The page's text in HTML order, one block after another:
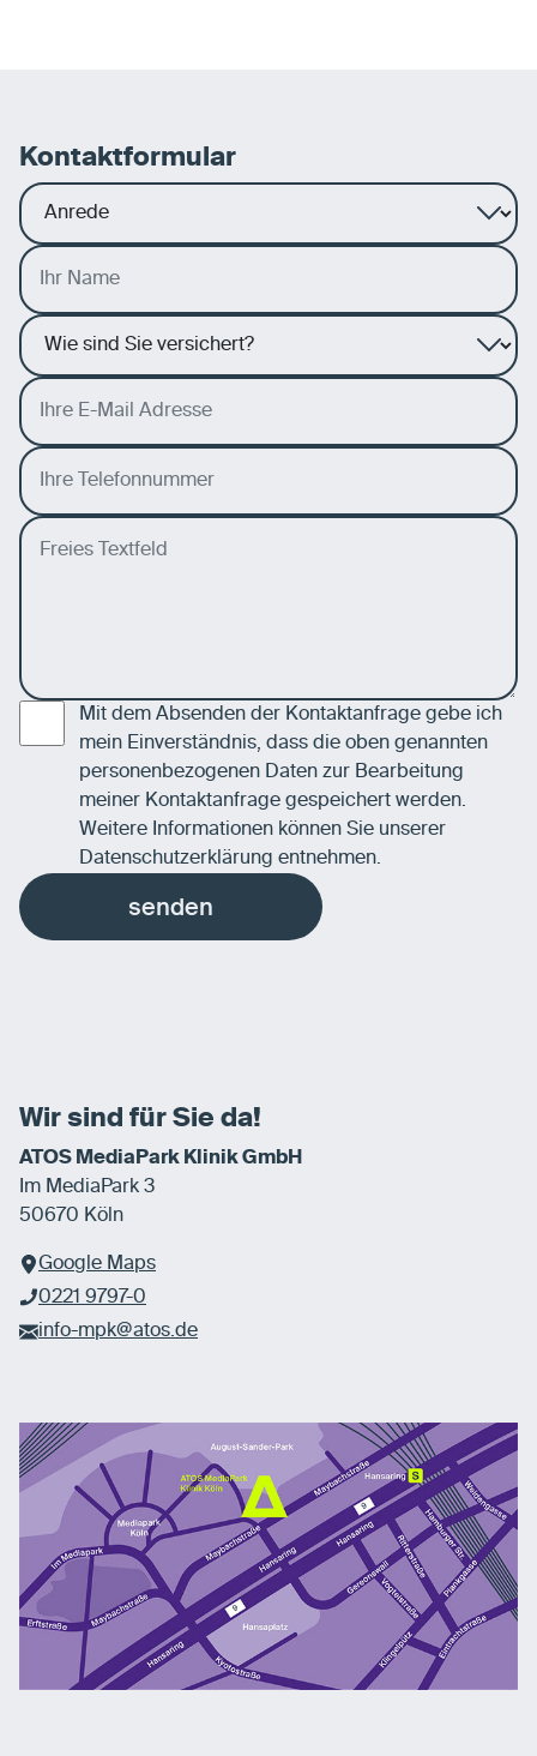
Kontaktformular
Mit dem Absenden der Kontaktanfrage gebe ich
mein Einverständnis, dass die oben genannten
personenbezogenen Daten zur Bearbeitung
meiner Kontaktanfrage gespeichert werden.
Weitere Informationen können Sie unserer
Datenschutzerklärung entnehmen.
senden
Wir sind für Sie da!
ATOS MediaPark Klinik GmbH
Im MediaPark 3
50670 Köln
Google Maps
0221 9797-0
info-mpk@atos.de